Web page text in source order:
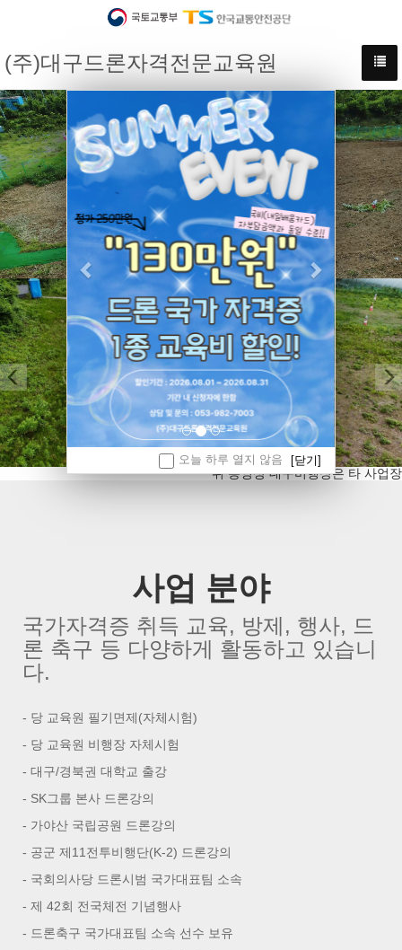
(주)대구드론자격전문교육원
Next
오늘 하루 열지 않음 [닫기]
제 2비행장
차 산업혁명의 선두 주자는 여러분입니다
Previous
위 동영상 대구비행장은 타 사업장
사업 분야
국가자격증 취득 교육, 방제, 행사, 드
론 축구 등 다양하게 활동하고 있습니
다.
- 당 교육원 필기면제(자체시험)
- 당 교육원 비행장 자체시험
- 대구/경북권 대학교 출강
- SK그룹 본사 드론강의
- 가야산 국립공원 드론강의
- 공군 제11전투비행단(K-2) 드론강의
- 국회의사당 드론시범 국가대표팀 소속
- 제 42회 전국체전 기념행사
- 드론축구 국가대표팀 소속 선수 보유